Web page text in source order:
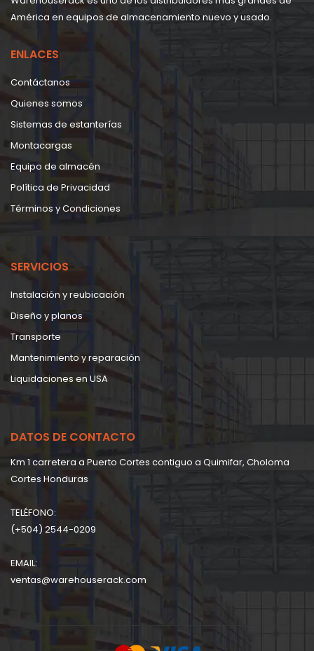
América en equipos de almacenamiento nuevo y usado.
ENLACES
Contáctanos
Quienes somos
Sistemas de estanterías
Montacargas
Equipo de almacén
Política de Privacidad
Términos y Condiciones
SERVICIOS
Instalación y reubicación
Diseño y planos
Transporte
Mantenimiento y reparación
Liquidaciones en USA
DATOS DE CONTACTO
Km 1 carretera a Puerto Cortes contiguo a Quimifar, Choloma
Cortes Honduras
TELÉFONO:
(+504) 2544-0209
EMAIL:
ventas@warehouserack.com